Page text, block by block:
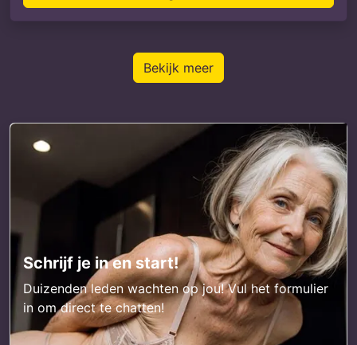
Bekijk meer
Schrijf je in en start!
Duizenden leden wachten op jou! Vul het formulier
in om direct te chatten!